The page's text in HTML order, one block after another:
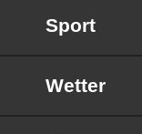
Sport
Wetter